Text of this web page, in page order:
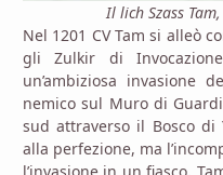
Il lich Szass
Nel 1201 CV Tam si alleò
gli Zulkir di
un’ambiziosa invasione
nemico sul Muro di
sud attraverso il Bosco
alla perfezione, ma
l’invasione in un fiasco.